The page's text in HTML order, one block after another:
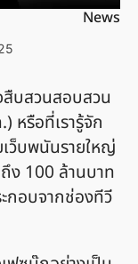
News
บสวนสอบสวน
หรือที่เรารู้จัก
ว็บพนันรายใหญ่
ง 100 ล้านบาท
กอบจากช่องทีวี